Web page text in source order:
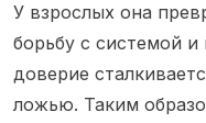
У взрослых она
борьбу с системой и
доверие
ложью. Таким